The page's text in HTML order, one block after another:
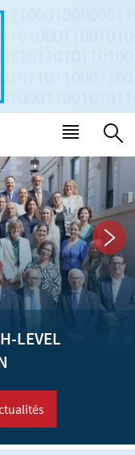
Menu
LEVEL